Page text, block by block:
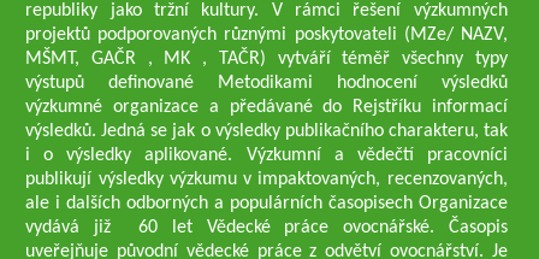
republiky jako tržní kultury. V rámci řešení výzkumných
projektů podporovaných různými poskytovateli (MZe/ NAZV,
MŠMT, GAČR , MK , TAČR) vytváří téměř všechny typy
výstupů definované Metodikami hodnocení výsledků
výzkumné organizace a předávané do Rejstříku informací
výsledků. Jedná se jak o výsledky publikačního charakteru, tak
i o výsledky aplikované. Výzkumní a vědečtí pracovníci
publikují výsledky výzkumu v impaktovaných, recenzovaných,
ale i dalších odborných a populárních časopisech Organizace
vydává již 60 let Vědecké práce ovocnářské. Časopis
uveřejňuje původní vědecké práce z odvětví ovocnářství. Je